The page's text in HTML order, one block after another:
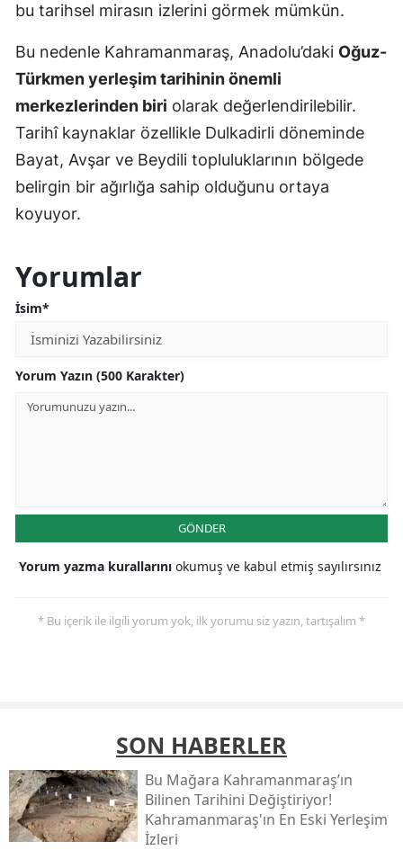
bu tarihsel mirasın izlerini görmek mümkün.
Bu nedenle Kahramanmaraş, Anadolu’daki Oğuz-
Türkmen yerleşim tarihinin önemli
merkezlerinden biri olarak değerlendirilebilir.
Tarihî kaynaklar özellikle Dulkadirli döneminde
Bayat, Avşar ve Beydili topluluklarının bölgede
belirgin bir ağırlığa sahip olduğunu ortaya
koyuyor.
Yorumlar
İsim*
Yorum Yazın (500 Karakter)
GÖNDER
Yorum yazma kurallarını okumuş ve kabul etmiş sayılırsınız
* Bu içerik ile ilgili yorum yok, ilk yorumu siz yazın, tartışalım *
SON HABERLER
Bu Mağara Kahramanmaraş’ın
Bilinen Tarihini Değiştiriyor!
Kahramanmaraş'ın En Eski Yerleşim
İzleri